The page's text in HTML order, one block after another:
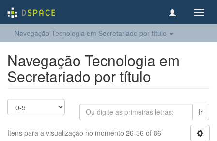
Navegação Tecnologia em Secretariado por título
Navegação Tecnologia em
Secretariado por título
Ir
Itens para a visualização no momento 26-36 of 86